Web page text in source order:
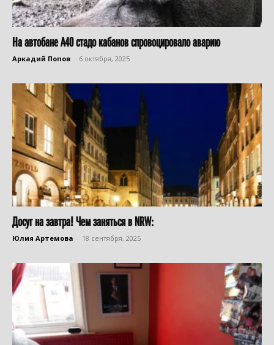
На автобане A40 стадо кабанов спровоцировало аварию
Аркадий Попов 6 октября, 2025
Досуг на завтра! Чем заняться в NRW:
Юлия Артемова 18 сентября, 2025